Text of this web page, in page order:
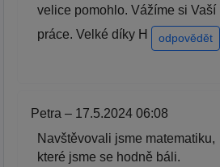
velice pomohlo. Vážíme si Vaší
práce. Velké díky H
odpovědět
Petra – 17.5.2024 06:08
Navštěvovali jsme matematiku,
které jsme se hodně báli.